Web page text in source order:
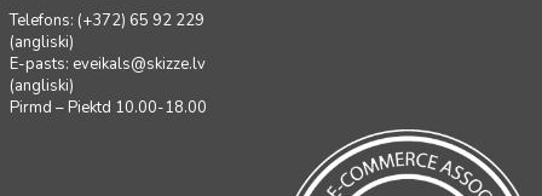
Telefons: (+372) 65 92 229
(angliski)
E-pasts: eveikals@skizze.lv
(angliski)
Pirmd – Piektd 10.00-18.00